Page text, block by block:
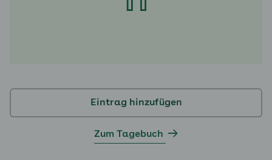
Eintrag hinzufügen
Zum Tagebuch